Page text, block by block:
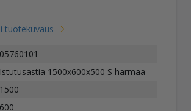
tuotekuvaus
05760101
Istutusastia 1500x600x500 S harmaa
1500
600